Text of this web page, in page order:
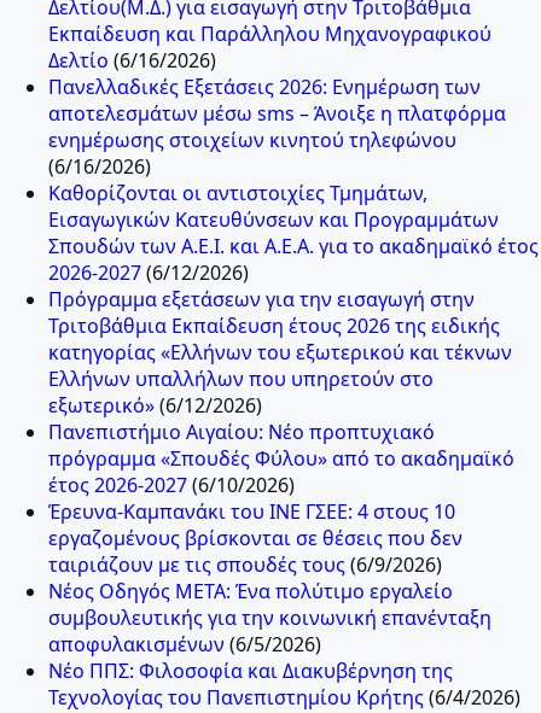
Δελτίου(Μ.Δ.) για εισαγωγή στην Τριτοβάθμια
Εκπαίδευση και Παράλληλου Μηχανογραφικού
Δελτίο (6/16/2026)
Πανελλαδικές Εξετάσεις 2026: Ενημέρωση των
αποτελεσμάτων μέσω sms – Άνοιξε η πλατφόρμα
ενημέρωσης στοιχείων κινητού τηλεφώνου
(6/16/2026)
Καθορίζονται οι αντιστοιχίες Τμημάτων,
Εισαγωγικών Κατευθύνσεων και Προγραμμάτων
Σπουδών των Α.Ε.Ι. και Α.Ε.Α. για το ακαδημαϊκό έτος
2026-2027(6/12/2026)
Πρόγραμμα εξετάσεων για την εισαγωγή στην
Τριτοβάθμια Εκπαίδευση έτους 2026 της ειδικής
κατηγορίας «Ελλήνων του εξωτερικού και τέκνων
Ελλήνων υπαλλήλων που υπηρετούν στο
εξωτερικό»(6/12/2026)
Πανεπιστήμιο Αιγαίου: Νέο προπτυχιακό
πρόγραμμα «Σπουδές Φύλου» από το ακαδημαϊκό
έτος 2026-2027(6/10/2026)
Έρευνα-Καμπανάκι του ΙΝΕ ΓΣΕΕ: 4 στους 10
εργαζομένους βρίσκονται σε θέσεις που δεν
ταιριάζουν με τις σπουδές τους(6/9/2026)
Νέος Οδηγός ΜΕΤΑ: Ένα πολύτιμο εργαλείο
συμβουλευτικής για την κοινωνική επανένταξη
αποφυλακισμένων (6/5/2026)
Νέο ΠΠΣ: Φιλοσοφία και Διακυβέρνηση της
Τεχνολογίας του Πανεπιστημίου Κρήτης(6/4/2026)